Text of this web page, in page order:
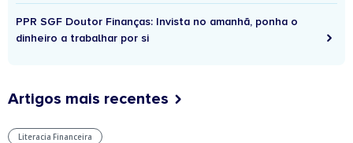
PPR SGF Doutor Finanças: Invista no amanhã, ponha o
dinheiro a trabalhar por si
Artigos mais recentes
Literacia Financeira